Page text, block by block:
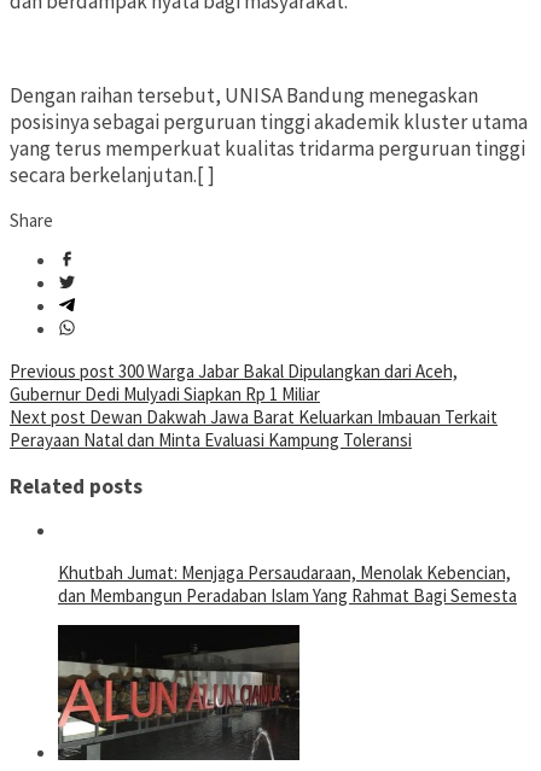
Dengan raihan tersebut, UNISA Bandung menegaskan
posisinya sebagai perguruan tinggi akademik kluster utama
yang terus memperkuat kualitas tridarma perguruan tinggi
secara berkelanjutan.[ ]
Share
Post
navigation
Previous post 300 Warga Jabar Bakal Dipulangkan dari Aceh,
Gubernur Dedi Mulyadi Siapkan Rp 1 Miliar
Next post Dewan Dakwah Jawa Barat Keluarkan Imbauan Terkait
Perayaan Natal dan Minta Evaluasi Kampung Toleransi
Related posts
Khutbah Jumat: Menjaga Persaudaraan, Menolak Kebencian,
dan Membangun Peradaban Islam Yang Rahmat Bagi Semesta